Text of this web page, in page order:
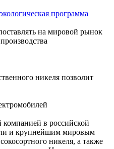
программа
на мировой рынок
никеля позволит
компанией в российской
и крупнейшим мировым
никеля, а также